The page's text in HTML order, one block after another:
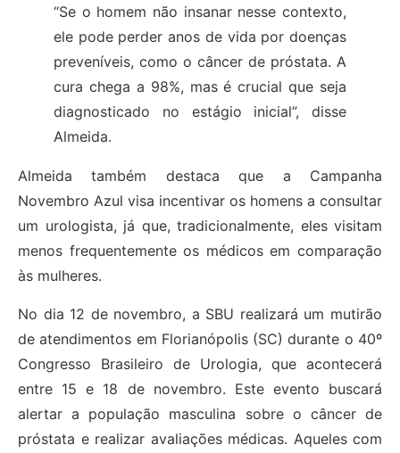
“Se o homem não insanar nesse contexto,
ele pode perder anos de vida por doenças
preveníveis, como o câncer de próstata. A
cura chega a 98%, mas é crucial que seja
diagnosticado no estágio inicial”, disse
Almeida.
Almeida também destaca que a Campanha
Novembro Azul visa incentivar os homens a consultar
um urologista, já que, tradicionalmente, eles visitam
menos frequentemente os médicos em comparação
às mulheres.
No dia 12 de novembro, a SBU realizará um mutirão
de atendimentos em Florianópolis (SC) durante o 40º
Congresso Brasileiro de Urologia, que acontecerá
entre 15 e 18 de novembro. Este evento buscará
alertar a população masculina sobre o câncer de
próstata e realizar avaliações médicas. Aqueles com